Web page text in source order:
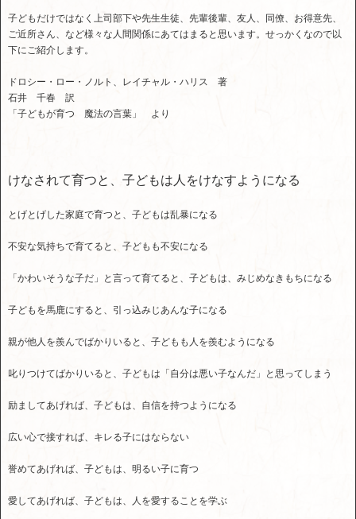
子どもだけではなく上司部下や先生生徒、先輩後輩、友人、同僚、お得意先、
ご近所さん、など様々な人間関係にあてはまると思います。せっかくなので以
下にご紹介します。
ドロシー・ロー・ノルト、レイチャル・ハリス 著
石井 千春 訳
「子どもが育つ 魔法の言葉」 より
けなされて育つと、子どもは人をけなすようになる
とげとげした家庭で育つと、子どもは乱暴になる
不安な気持ちで育てると、子どもも不安になる
「かわいそうな子だ」と言って育てると、子どもは、みじめなきもちになる
子どもを馬鹿にすると、引っ込みじあんな子になる
親が他人を羨んでばかりいると、子どもも人を羨むようになる
叱りつけてばかりいると、子どもは「自分は悪い子なんだ」と思ってしまう
励ましてあげれば、子どもは、自信を持つようになる
広い心で接すれば、キレる子にはならない
誉めてあげれば、子どもは、明るい子に育つ
愛してあげれば、子どもは、人を愛することを学ぶ